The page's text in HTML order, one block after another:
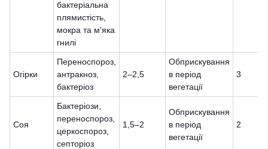
бактеріальна
плямистість,
мокра та м’яка
гнилі
Огірки
Переноспороз,
антракноз,
бактеріоз
2–2,5
Обприскування
в період
вегетації
3
Соя
Бактеріози,
переноспороз,
церкоспороз,
септоріоз
1,5–2
Обприскування
в період
вегетації
2